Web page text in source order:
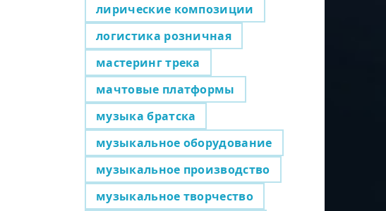
лирические композиции
логистика розничная
мастеринг трека
мачтовые платформы
музыка братска
музыкальное оборудование
музыкальное производство
музыкальное творчество